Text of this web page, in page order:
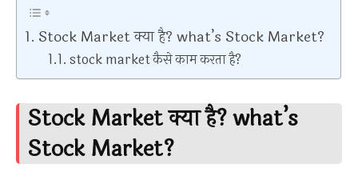
Stock Market क्या है? what’s Stock Market?
stock market कैसे काम करता है?
Stock Market क्या है? what’s
Stock Market?